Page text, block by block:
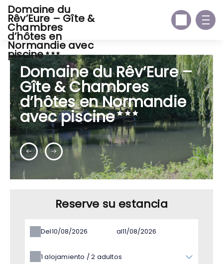
Domaine du
Rêv’Eure – Gîte &
Chambres
d’hôtes en
Normandie avec
piscine
Domaine du Rêv’Eure –
Gîte & Chambres
d’hôtes en Normandie
avec piscine
Reserve su estancia
Del al
1alojamiento /2 adultos